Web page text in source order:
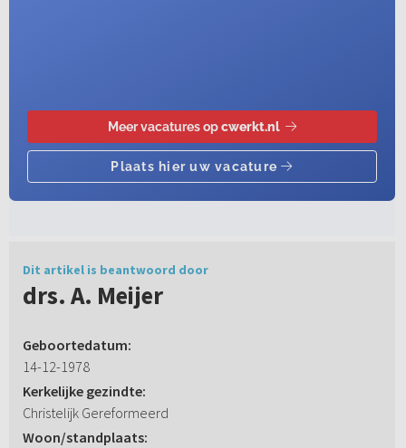
Dit artikel is beantwoord door
drs. A. Meijer
Geboortedatum:
14-12-1978
Kerkelijke gezindte:
Christelijk Gereformeerd
Woon/standplaats: